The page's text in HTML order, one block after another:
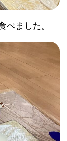
べました。